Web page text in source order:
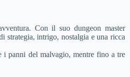
Con il suo dungeon master
strategia, intrigo, nostalgia e una ricca
i panni del malvagio, mentre fino a tre